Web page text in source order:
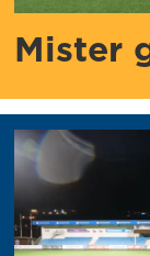
Mister